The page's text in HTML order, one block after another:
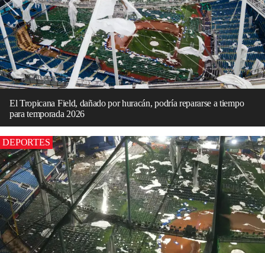
El Tropicana Field, dañado por huracán, podría repararse a tiempo
para temporada 2026
DEPORTES